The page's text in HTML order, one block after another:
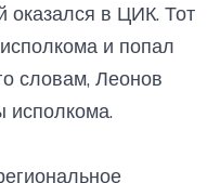
оказался в ЦИК. Тот
и попал
словам, Леонов
исполкома.